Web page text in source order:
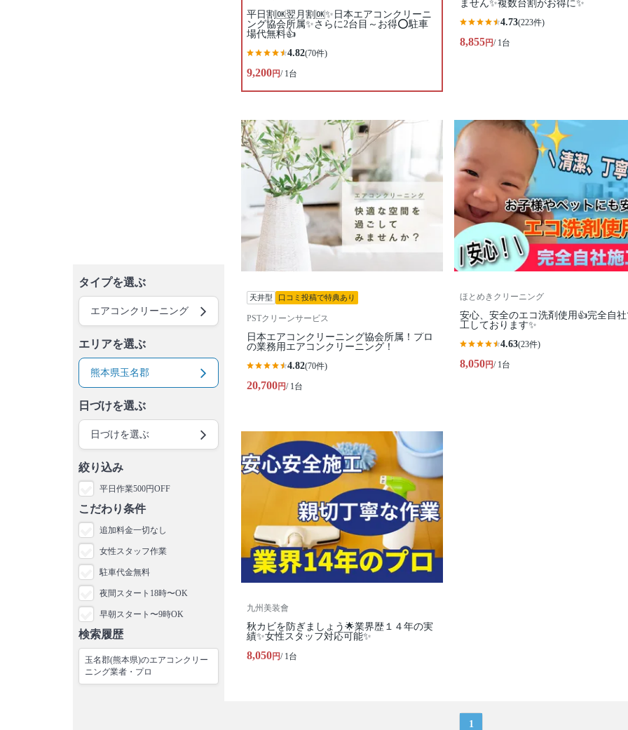
タイプを選ぶ
エアコンクリーニング
エリアを選ぶ
熊本県玉名郡
日づけを選ぶ
日づけを選ぶ
絞り込み
平日作業500円OFF
こだわり条件
追加料金一切なし
女性スタッフ作業
駐車代金無料
夜間スタート18時〜OK
早朝スタート〜9時OK
検索履歴
玉名郡(熊本県)のエアコンクリー
ニング業者・プロ
平日割🆗翌月割🆗✨日本エアコンクリーニ
ング協会所属✨さらに2台目～お得⭕駐車
場代無料👍
4.82(70件)
9,200円/ 1台
ません✨複数台割がお得に✨
4.73(223件)
8,855円/ 1台
天井型 口コミ投稿で特典あり
PSTクリーンサービス
日本エアコンクリーニング協会所属！プロ
の業務用エアコンクリーニング！
4.82(70件)
20,700円/ 1台
ほとめきクリーニング
安心、安全のエコ洗剤使用👍完全自
工しております✨
4.63(23件)
8,050円/ 1台
九州美装會
秋カビを防ぎましょう🌟業界歴１４年の実
績✨女性スタッフ対応可能✨
8,050円/ 1台
1